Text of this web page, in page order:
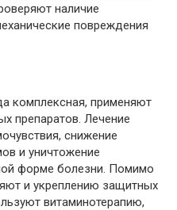
наличие
повреждения
комплексная, применяют
препаратов. Лечение
снижение
и уничтожение
форме болезни. Помимо
и укреплению защитных
витаминотерапию,